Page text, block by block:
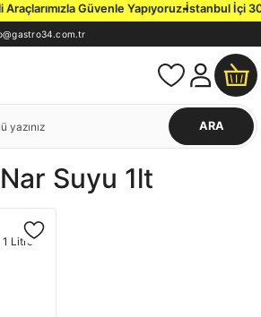
Güvenle Yapıyoruz.İstanbul İçi
ARA
Suyu 1lt
1 Litre